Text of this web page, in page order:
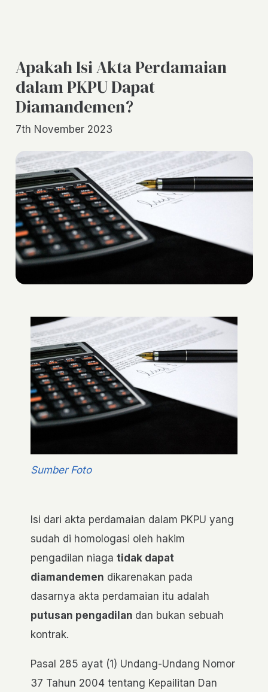
Apakah Isi Akta Perdamaian
dalam PKPU Dapat
Diamandemen?
7th November 2023
Sumber Foto
Isi dari akta perdamaian dalam PKPU yang
sudah di homologasi oleh hakim
pengadilan niaga tidak dapat
diamandemen dikarenakan pada
dasarnya akta perdamaian itu adalah
putusan pengadilan dan bukan sebuah
kontrak.
Pasal 285 ayat (1) Undang-Undang Nomor
37 Tahun 2004 tentang Kepailitan Dan